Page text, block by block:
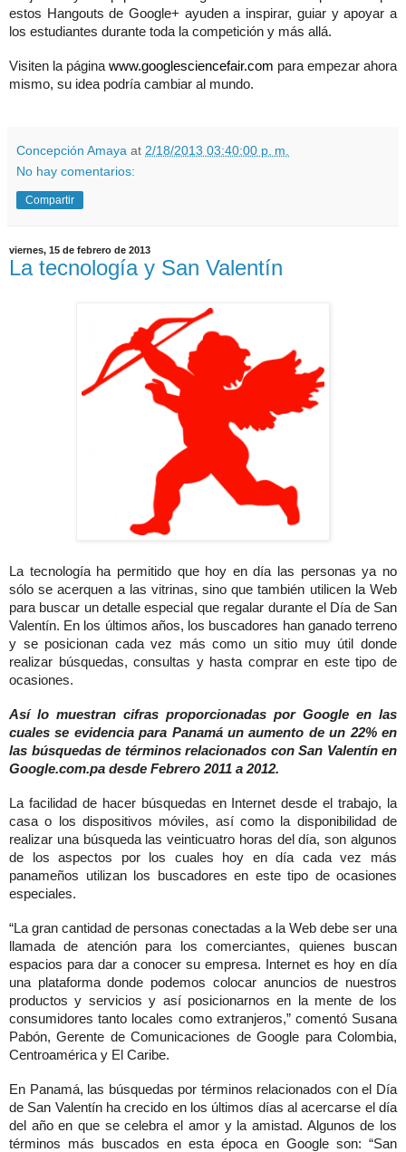
estos Hangouts de Google+ ayuden a inspirar, guiar y apoyar a
los estudiantes durante toda la competición y más allá.
Visiten la página www.googlesciencefair.com para empezar ahora
mismo, su idea podría cambiar al mundo.
Concepción Amaya at 2/18/2013 03:40:00 p. m.
No hay comentarios:
Compartir
viernes, 15 de febrero de 2013
La tecnología y San Valentín
La tecnología ha permitido que hoy en día las personas ya no
sólo se acerquen a las vitrinas, sino que también utilicen la Web
para buscar un detalle especial que regalar durante el Día de San
Valentín. En los últimos años, los buscadores han ganado terreno
y se posicionan cada vez más como un sitio muy útil donde
realizar búsquedas, consultas y hasta comprar en este tipo de
ocasiones.
Así lo muestran cifras proporcionadas por Google en las
cuales se evidencia para Panamá un aumento de un 22% en
las búsquedas de términos relacionados con San Valentín en
Google.com.pa desde Febrero 2011 a 2012.
La facilidad de hacer búsquedas en Internet desde el trabajo, la
casa o los dispositivos móviles, así como la disponibilidad de
realizar una búsqueda las veinticuatro horas del día, son algunos
de los aspectos por los cuales hoy en día cada vez más
panameños utilizan los buscadores en este tipo de ocasiones
especiales.
“La gran cantidad de personas conectadas a la Web debe ser una
llamada de atención para los comerciantes, quienes buscan
espacios para dar a conocer su empresa. Internet es hoy en día
una plataforma donde podemos colocar anuncios de nuestros
productos y servicios y así posicionarnos en la mente de los
consumidores tanto locales como extranjeros,” comentó Susana
Pabón, Gerente de Comunicaciones de Google para Colombia,
Centroamérica y El Caribe.
En Panamá, las búsquedas por términos relacionados con el Día
de San Valentín ha crecido en los últimos días al acercarse el día
del año en que se celebra el amor y la amistad. Algunos de los
términos más buscados en esta época en Google son: “San